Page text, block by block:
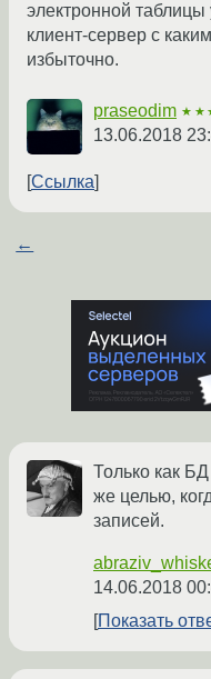
электронной таблицы
клиент-сервер с
избыточно.
praseodim
13.06.2018
Ссылка
←
Только как
же целью,
записей.
14.06.2018
Показать